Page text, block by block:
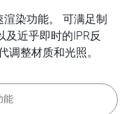
渲染功能。 可满足制
近乎即时的IPR反
调整材质和光照。
能